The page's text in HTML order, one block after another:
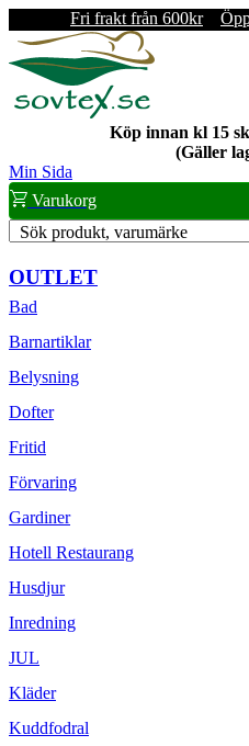
Fri frakt från 600kr
Köp innan kl 15
(Gäller
Min Sida
Varukorg
Sök produkt, varumärke
OUTLET
Bad
Barnartiklar
Belysning
Dofter
Fritid
Förvaring
Gardiner
Hotell Restaurang
Husdjur
Inredning
JUL
Kläder
Kuddfodral